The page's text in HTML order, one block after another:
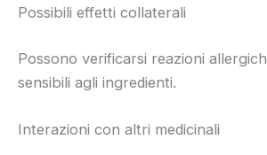
Possibili effetti collaterali
Possono verificarsi reazioni
sensibili agli ingredienti.
Interazioni con altri medicinali